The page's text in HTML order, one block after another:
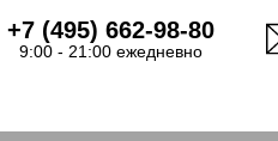
+7 (495) 662-98-80
9:00 - 21:00 ежедневно